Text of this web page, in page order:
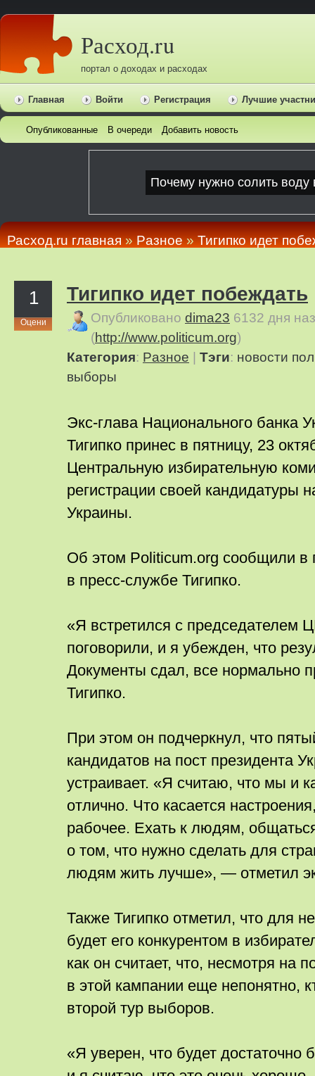
Расход.ru
портал о доходах и расходах
Главная Войти Регистрация Лучшие
Опубликованные В очереди Добавить новость
Расход.ru главная»Pазное»Тигипко идет
1
Оцени
Тигипко идет побеждать
Опубликовано dima23 6132 дня
(http://www.politicum.org)
Категория: Pазное Тэги: новости
выборы
Экс-глава Национального банка
Тигипко принес в пятницу, 23
Центральную избирательную
регистрации своей кандидатуры
Украины.
Об этом Politicum.org сообщили в
в пресс-службе Тигипко.
«Я встретился с председателем
поговорили, и я убежден, что
Документы сдал, все нормально
Тигипко.
При этом он подчеркнул, что
кандидатов на пост президента
устраивает. «Я считаю, что мы и
отлично. Что касается
рабочее. Ехать к людям,
о том, что нужно сделать для
людям жить лучше», — отметил
Также Тигипко отметил, что для
будет его конкурентом в
как он считает, что, несмотря на
в этой кампании еще непонятно,
второй тур выборов.
«Я уверен, что будет достаточно